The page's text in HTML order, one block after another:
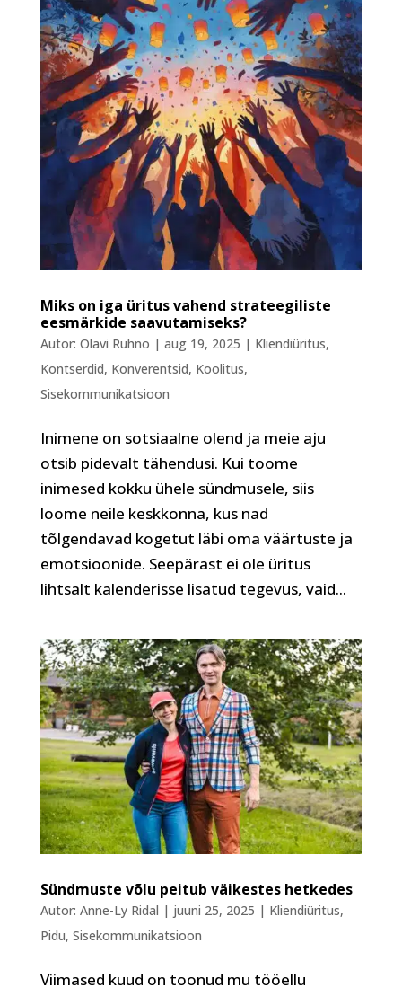
Miks on iga üritus vahend strateegiliste
eesmärkide saavutamiseks?
Autor: Olavi Ruhno | aug 19, 2025 | Kliendiüritus,
Kontserdid, Konverentsid, Koolitus,
Sisekommunikatsioon
Inimene on sotsiaalne olend ja meie aju
otsib pidevalt tähendusi. Kui toome
inimesed kokku ühele sündmusele, siis
loome neile keskkonna, kus nad
tõlgendavad kogetut läbi oma väärtuste ja
emotsioonide. Seepärast ei ole üritus
lihtsalt kalenderisse lisatud tegevus, vaid...
Sündmuste võlu peitub väikestes hetkedes
Autor: Anne-Ly Ridal | juuni 25, 2025 | Kliendiüritus,
Pidu, Sisekommunikatsioon
Viimased kuud on toonud mu tööellu